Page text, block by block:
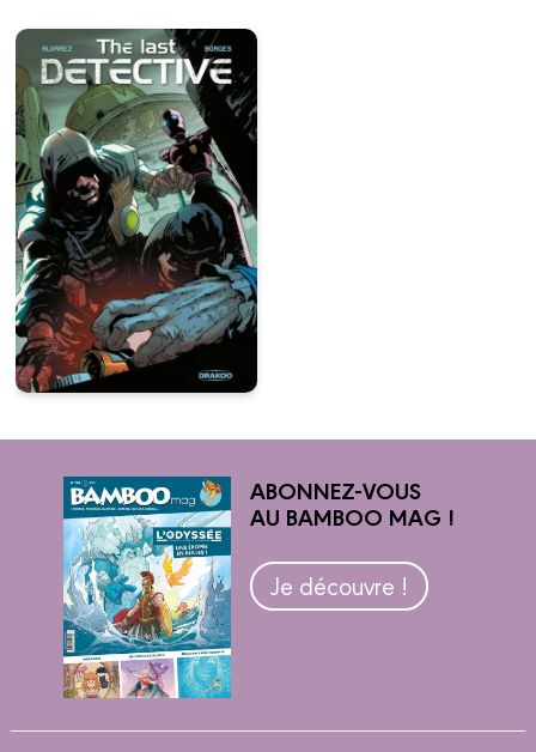
ABONNEZ-VOUS
AU BAMBOO MAG !
Je découvre !